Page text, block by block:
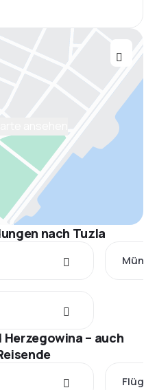
nach Tuzla
Herzegowina – auch
Flüge